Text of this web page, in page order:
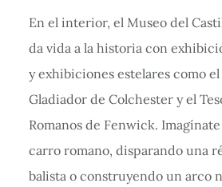
En el interior, el Museo del
da vida a la historia con
y exhibiciones estelares como
Gladiador de Colchester y el
Romanos de Fenwick.
carro romano, disparando una
balista o construyendo un arco